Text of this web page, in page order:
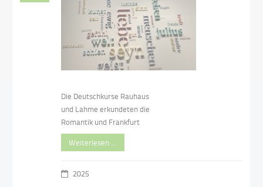
Die Deutschkurse Rauhaus
und Lahme erkundeten die
Romantik und Frankfurt
Weiterlesen …
2025